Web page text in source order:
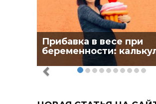
Прибавка в весе при
беременности: